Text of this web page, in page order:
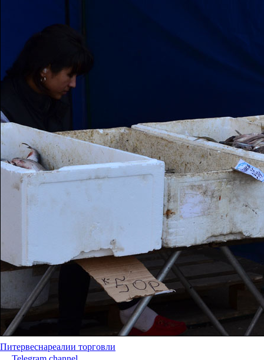
Питервеснареалии торговли